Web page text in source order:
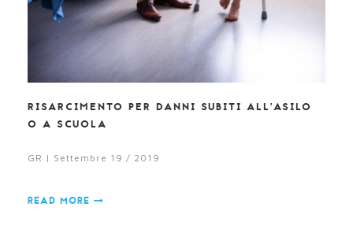
RISARCIMENTO PER DANNI SUBITI ALL’ASILO
O A SCUOLA
GR | Settembre 19 / 2019
READ MORE